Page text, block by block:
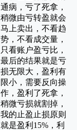
通病，亏了死拿，
稍微由亏转盈就会
马上卖出，不看趋
势，不看成交量，
只看账户盈亏比，
最后的结果就是亏
损无限大，盈利有
限小，需要反向操
作，盈利了死拿，
稍微亏损就割掉，
我的止盈止损原则
就是盈利15%，利